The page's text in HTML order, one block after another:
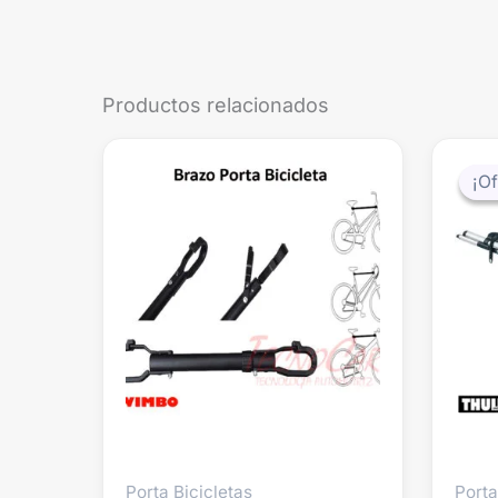
Productos relacionados
Porta Bicicletas